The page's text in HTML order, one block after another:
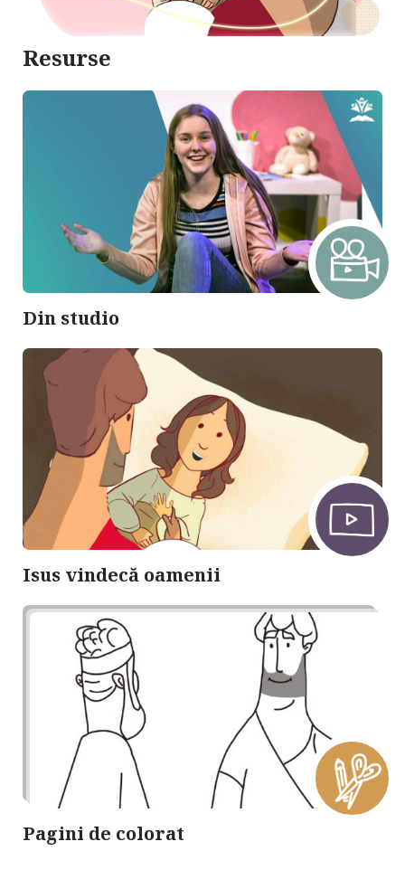
Resurse
Din studio
Isus vindecă oamenii
Pagini de colorat